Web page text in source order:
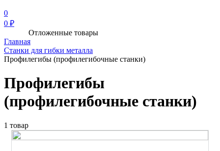
0
0 ₽
Отложенные товары
Главная
Станки для гибки металла
Профилегибы (профилегибочные станки)
Профилегибы
(профилегибочные станки)
1 товар